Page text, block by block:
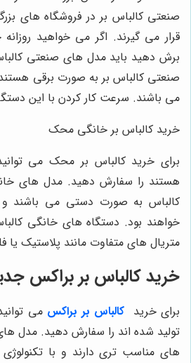
صنعتی کالباس بر در فروشگاه‌ های
قرار می ‌گیرند. اگر می ‌خواهید
برش دهید باید مدل ‌های صنعتی
صنعتی کالباس بر به صورت برقی هستند
می ‌باشند. سرعت کار کردن با این
خرید کالباس بر خانگی محک
برای خرید کالباس بر محک می‌
هستند را سفارش دهید. مدل‌ های
کالباس به صورت دستی می ‌باشند و
خواهند بود. دستگاه‌ های خانگی
متریال‌ های متفاوت مانند پلاستیک یا
خرید کالباس بر براکس
برای خرید کالباس بر براکس می
تولید شده‌ اند را سفارش دهید. مدل‌
های مناسب ‌تری دارند و با